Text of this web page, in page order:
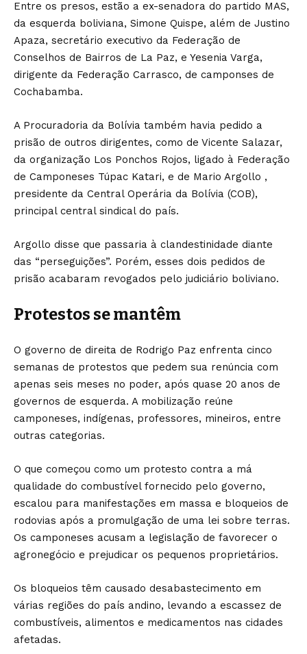
Entre os presos, estão a ex-senadora do partido MAS,
da esquerda boliviana, Simone Quispe, além de Justino
Apaza, secretário executivo da Federação de
Conselhos de Bairros de La Paz, e Yesenia Varga,
dirigente da Federação Carrasco, de camponses de
Cochabamba.
A Procuradoria da Bolívia também havia pedido a
prisão de outros dirigentes, como de Vicente Salazar,
da organização Los Ponchos Rojos, ligado à Federação
de Camponeses Túpac Katari, e de Mario Argollo ,
presidente da Central Operária da Bolívia (COB),
principal central sindical do país.
Argollo disse que passaria à clandestinidade diante
das “perseguições”. Porém, esses dois pedidos de
prisão acabaram revogados pelo judiciário boliviano.
Protestos se mantêm
O governo de direita de Rodrigo Paz enfrenta cinco
semanas de protestos que pedem sua renúncia com
apenas seis meses no poder, após quase 20 anos de
governos de esquerda. A mobilização reúne
camponeses, indígenas, professores, mineiros, entre
outras categorias.
O que começou como um protesto contra a má
qualidade do combustível fornecido pelo governo,
escalou para manifestações em massa e bloqueios de
rodovias após a promulgação de uma lei sobre terras.
Os camponeses acusam a legislação de favorecer o
agronegócio e prejudicar os pequenos proprietários.
Os bloqueios têm causado desabastecimento em
várias regiões do país andino, levando a escassez de
combustíveis, alimentos e medicamentos nas cidades
afetadas.